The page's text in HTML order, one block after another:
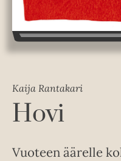
Kaija Rantakari
Hovi
Vuoteen äärelle